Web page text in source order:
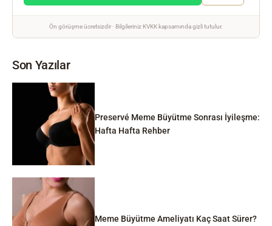
Ön görüşme ücretsizdir · Bilgileriniz KVKK kapsamında gizli tutulur.
Son Yazılar
Preservé Meme Büyütme Sonrası İyileşme:
Hafta Hafta Rehber
Meme Büyütme Ameliyatı Kaç Saat Sürer?